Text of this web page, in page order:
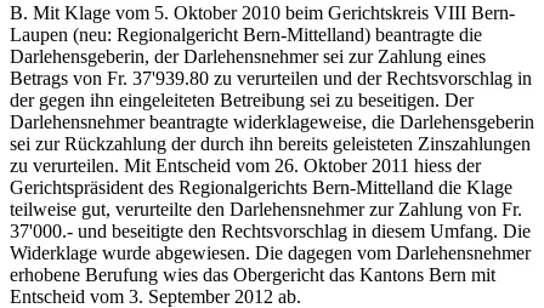
B. Mit Klage vom 5. Oktober 2010 beim Gerichtskreis VIII Bern-
Laupen (neu: Regionalgericht Bern-Mittelland) beantragte die
Darlehensgeberin, der Darlehensnehmer sei zur Zahlung eines
Betrags von Fr. 37'939.80 zu verurteilen und der Rechtsvorschlag in
der gegen ihn eingeleiteten Betreibung sei zu beseitigen. Der
Darlehensnehmer beantragte widerklageweise, die Darlehensgeberin
sei zur Rückzahlung der durch ihn bereits geleisteten Zinszahlungen
zu verurteilen. Mit Entscheid vom 26. Oktober 2011 hiess der
Gerichtspräsident des Regionalgerichts Bern-Mittelland die Klage
teilweise gut, verurteilte den Darlehensnehmer zur Zahlung von Fr.
37'000.- und beseitigte den Rechtsvorschlag in diesem Umfang. Die
Widerklage wurde abgewiesen. Die dagegen vom Darlehensnehmer
erhobene Berufung wies das Obergericht das Kantons Bern mit
Entscheid vom 3. September 2012 ab.